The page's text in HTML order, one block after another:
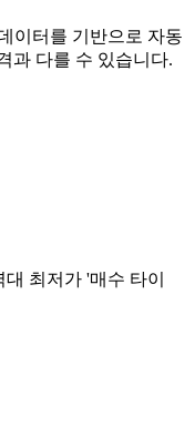
이터를 기반으로 자동
과 다를 수 있습니다.
최저가 '매수 타이